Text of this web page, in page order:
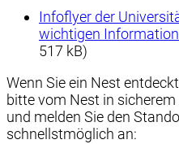
Infoflyer der
wichtigen
517 kB)
Wenn Sie ein Nest
bitte vom Nest in
und melden Sie den
schnellstmöglich an: